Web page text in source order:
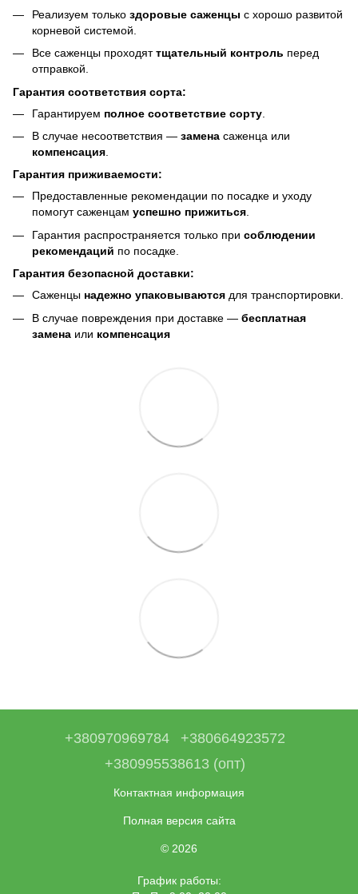
Реализуем только здоровые саженцы с хорошо развитой
корневой системой.
Все саженцы проходяттщательный контроль перед
отправкой.
Гарантия соответствия сорта:
Гарантируем полное соответствие сорту
В случае несоответствия — замена саженца или
компенсация
Гарантия приживаемости:
Предоставленные рекомендации по посадке и уходу
помогут саженцам успешно прижиться.
Гарантия распространяется только при соблюдении
рекомендаций по посадке.
Гарантия безопасной доставки:
Саженцы надежно упаковываются для транспортировки.
В случае повреждения при доставке — бесплатная
замена или компенсация
+380970969784
+380664923572
+380995538613 (опт)
Контактная информация
Полная версия сайта
© 2026
График работы: